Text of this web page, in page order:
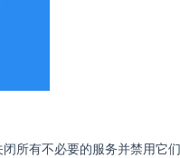
所有不必要的服务并禁用它